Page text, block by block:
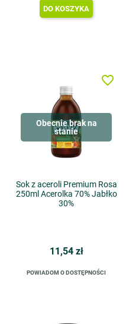
DO KOSZYKA
Obecnie brak na
stanie
Sok z aceroli Premium Rosa
250ml Acerolka 70% Jabłko
30%
11,54 zł
POWIADOM O DOSTĘPNOŚCI
favorite_border